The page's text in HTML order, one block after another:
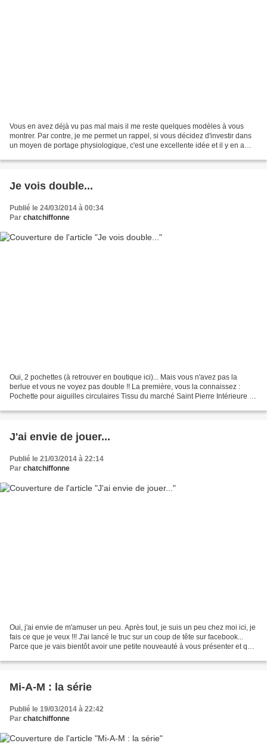
Vous en avez déjà vu pas mal mais il me reste quelques modèles à vous
montrer. Par contre, je me permet un rappel, si vous décidez d'investir dans
un moyen de portage physiologique, c'est une excellente idée et il y en a
Je vois double...
Publié le 24/03/2014 à 00:34
Par chatchiffonne
Oui, 2 pochettes (à retrouver en boutique ici)... Mais vous n'avez pas la
berlue et vous ne voyez pas double !! La première, vous la connaissez :
Pochette pour aiguilles circulaires Tissu du marché Saint Pierre Intérieure en
J'ai envie de jouer...
Publié le 21/03/2014 à 22:14
Par chatchiffonne
Oui, j'ai envie de m'amuser un peu. Après tout, je suis un peu chez moi ici, je
fais ce que je veux !!! J'ai lancé le truc sur un coup de tête sur facebook...
Parce que je vais bientôt avoir une petite nouveauté à vous présenter et que
Mi-A-M : la série
Publié le 19/03/2014 à 22:42
Par chatchiffonne